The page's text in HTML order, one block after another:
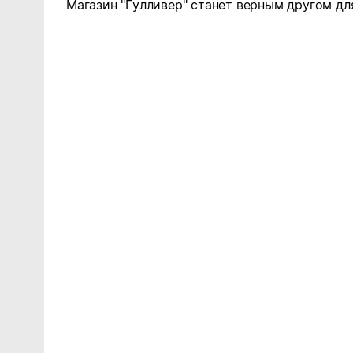
Магазин "Гулливер" станет верным другом